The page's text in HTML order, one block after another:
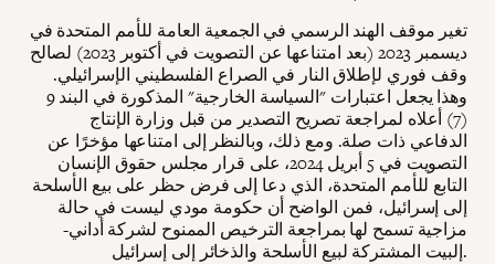
تغير موقف الهند الرسمي في الجمعية العامة للأمم المتحدة في
ديسمبر 2023 (بعد امتناعها عن التصويت في أكتوبر 2023) لصالح
وقف فوري لإطلاق النار في الصراع الفلسطيني الإسرائيلي.
وهذا يجعل اعتبارات "السياسة الخارجية" المذكورة في البند 9
(7) أعلاه لمراجعة تصريح التصدير من قبل وزارة الإنتاج
الدفاعي ذات صلة. ومع ذلك، وبالنظر إلى امتناعها مؤخرًا عن
التصويت في 5 أبريل 2024، على قرار مجلس حقوق الإنسان
التابع للأمم المتحدة، الذي دعا إلى فرض حظر على بيع الأسلحة
إلى إسرائيل، فمن الواضح أن حكومة مودي ليست في حالة
مزاجية تسمح لها بمراجعة الترخيص الممنوح لشركة أداني-
إلبيت المشتركة لبيع الأسلحة والذخائر إلى إسرائيل.